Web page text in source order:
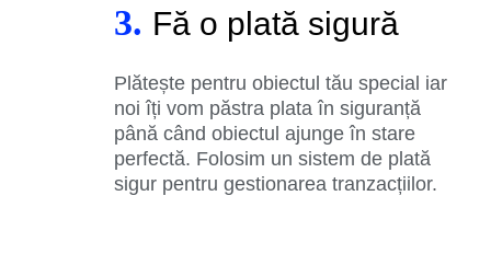
3. Fă o plată sigură
Plătește pentru obiectul tău special iar
noi îți vom păstra plata în siguranță
până când obiectul ajunge în stare
perfectă. Folosim un sistem de plată
sigur pentru gestionarea tranzacțiilor.